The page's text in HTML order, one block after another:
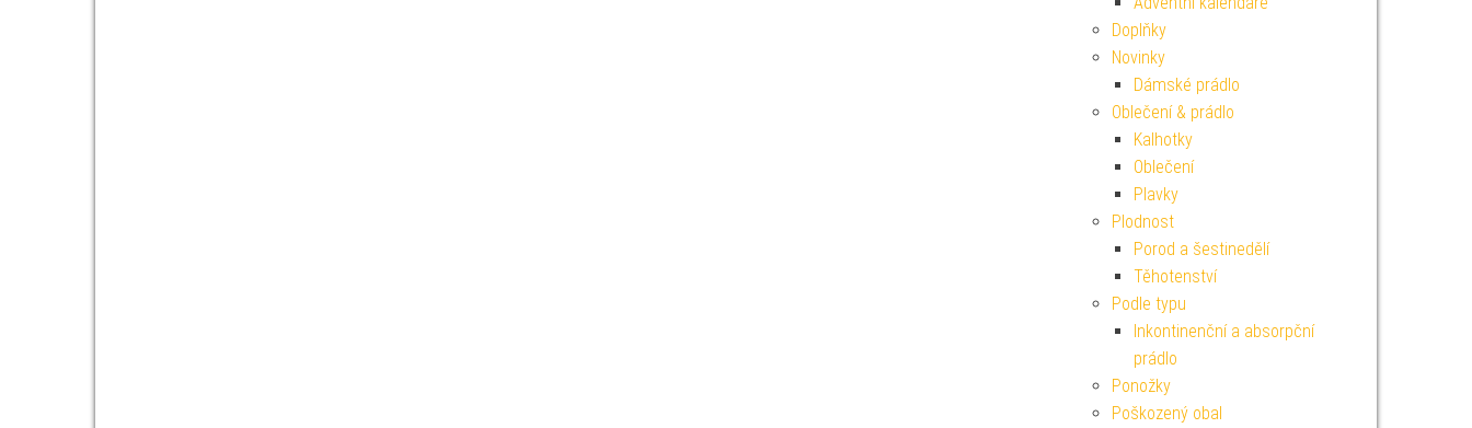
Doplňky
Novinky
Dámské prádlo
Oblečení & prádlo
Kalhotky
Oblečení
Plavky
Plodnost
Porod a šestinedělí
Těhotenství
Podle typu
Inkontinenční a absorpční
prádlo
Ponožky
Poškozený obal